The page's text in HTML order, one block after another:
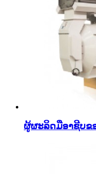
ຜູ້ຜະລິດມືອາຊີບຂອ